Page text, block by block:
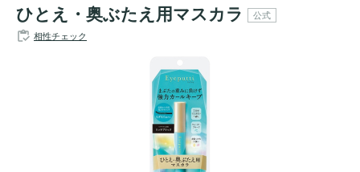
ひとえ・奥ぶたえ用マスカラ 公式
相性チェック